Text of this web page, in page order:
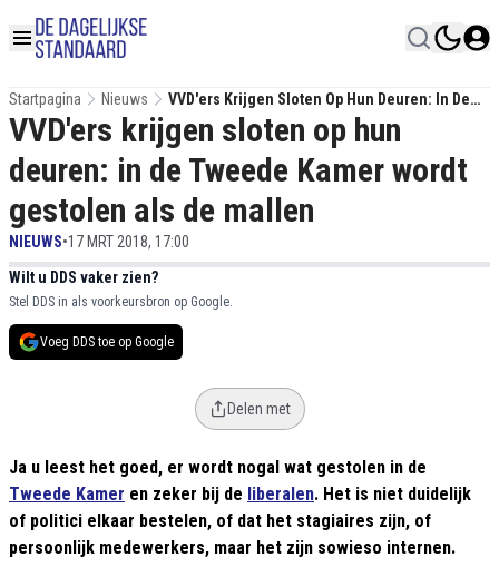
Startpagina Nieuws
VVD'ers Krijgen Sloten Op Hun Deuren: In De
Tweede Kamer Wordt Gestolen Als De Mallen
VVD'ers krijgen sloten op hun
deuren: in de Tweede Kamer wordt
gestolen als de mallen
NIEUWS•17 MRT 2018, 17:00
Wilt u DDS vaker zien?
Stel DDS in als voorkeursbron op Google.
Voeg DDS toe op Google
Delen met
Ja u leest het goed, er wordt nogal wat gestolen in de
Tweede Kamer en zeker bij de liberalen. Het is niet duidelijk
of politici elkaar bestelen, of dat het stagiaires zijn, of
persoonlijk medewerkers, maar het zijn sowieso internen.